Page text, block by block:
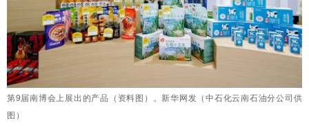
第9届南博会上展出的产品（资料图）。新华网发（中石化云南石油分公司供
图）